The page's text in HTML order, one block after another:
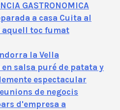
GASTRONOMICA
a casa Cuita al
aquell toc fumat
la Vella
salsa puré de patata y
espectacular
de negocis
d'empresa a